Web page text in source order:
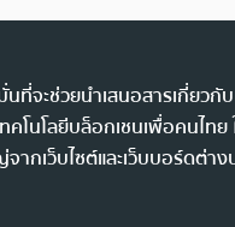
ที่จะช่วยนำเสนอสารเกี่ยวกับ
คโนโลยีบล็อกเชนเพื่อคนไทย
กเว็บไซต์และเว็บบอร์ดต่าง